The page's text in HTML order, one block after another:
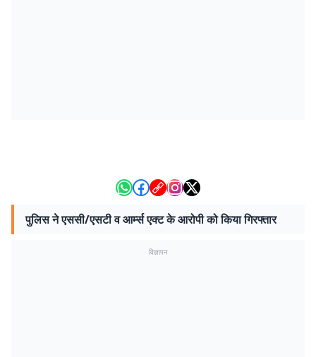
पुलिस ने एससी/एसटी व आर्म्स एक्ट के आरोपी को किया गिरफ्तार
विज्ञापन